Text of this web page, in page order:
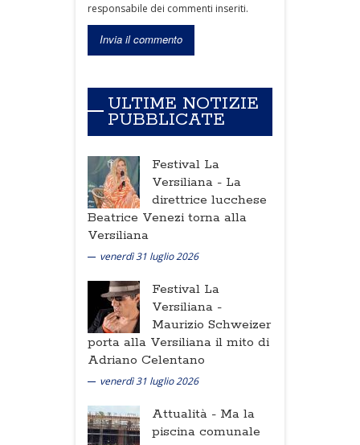
responsabile dei commenti inseriti.
ULTIME NOTIZIE
PUBBLICATE
Festival La
Versiliana - La
direttrice lucchese
Beatrice Venezi torna alla
Versiliana
venerdì 31 luglio 2026
Festival La
Versiliana -
Maurizio Schweizer
porta alla Versiliana il mito di
Adriano Celentano
venerdì 31 luglio 2026
Attualità - Ma la
piscina comunale